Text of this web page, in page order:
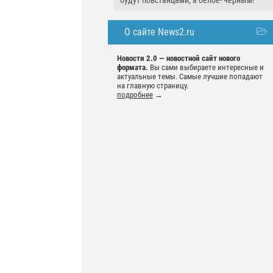
О сайте News2.ru
Новости 2.0 — новостной сайт нового
формата. Вы сами выбираете интересные и
актуальные темы. Самые лучшие попадают
на главную страницу.
подробнее →